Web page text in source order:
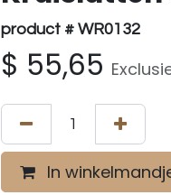
product # WR0132
$ 55,65
In